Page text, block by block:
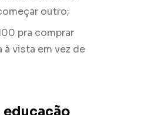
outro;
pra comprar
à vista em vez de